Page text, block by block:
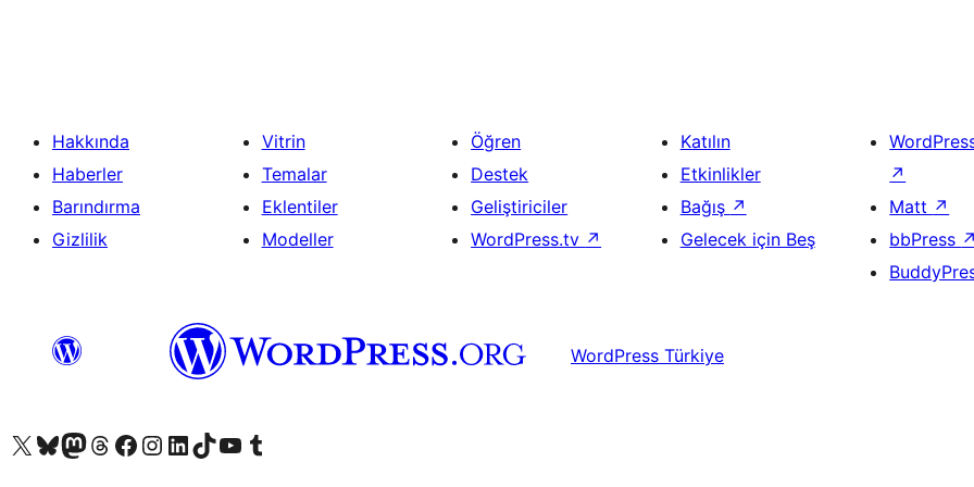
Hakkında
Haberler
Barındırma
Gizlilik
Vitrin
Temalar
Eklentiler
Modeller
Öğren
Destek
Geliştiriciler
WordPress.tv ↗
Katılın
Etkinlikler
Bağış ↗
Gelecek için Beş
↗
Matt ↗
bbPress ↗
WordPress Türkiye
X (eski Twitter) hesabımıza bakın
Bluesky hesabımızı ziyaret edinMastodon hesabımızı ziyaret edinThreads hesabımızı ziyaret edinFacebook sayfamızı ziyaret edinInstagram hesabımızı ziyaret edinLinkedIn hesabımızı ziyaret edinTikTok hesabımızı ziyaret edinYouTube kanalımızı ziyaret edinTumblr hesabımızı ziyaret edin